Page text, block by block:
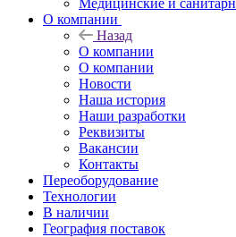
Медицинские и
О компании
Назад
О компании
О компании
Новости
Наша история
Наши разработки
Реквизиты
Вакансии
Контакты
Переоборудование
Технологии
В наличии
География поставок